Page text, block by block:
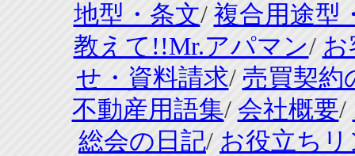
地型・条文/ 複合用途型
教えて!!Mr.アパマン/ お
せ・資料請求/ 売買契約
不動産用語集/ 会社概要/
総会の日記/ お役立ち